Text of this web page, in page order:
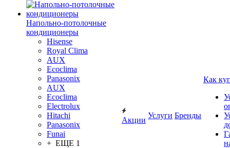
Напольно-потолочные
кондиционеры
Hisense
Royal Clima
AUX
Ecoclima
Panasonix
AUX
Ecoclima
Electrolux
Hitachi
Panasonix
Funai
+ ЕЩЕ 1
Акции
Услуги Бренды
Как